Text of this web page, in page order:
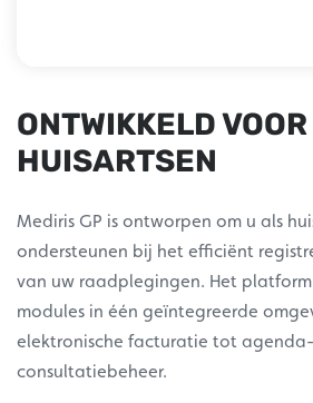
ONTWIKKELD VOOR
HUISARTSEN
Mediris GP is ontworpen om u als
ondersteunen bij het efficiënt
van uw raadplegingen. Het
modules in één geïntegreerde
elektronische facturatie tot
consultatiebeheer.